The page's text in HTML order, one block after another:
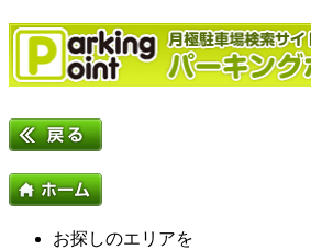
お探しのエリアを